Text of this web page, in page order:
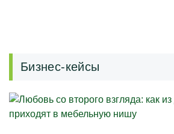
Бизнес-кейсы